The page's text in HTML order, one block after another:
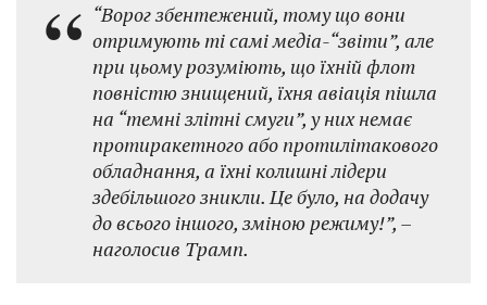
“Ворог збентежений, тому що вони
отримують ті самі медіа-“звіти”, але
при цьому розуміють, що їхній флот
повністю знищений, їхня авіація пішла
на “темні злітні смуги”, у них немає
протиракетного або протилітакового
обладнання, а їхні колишні лідери
здебільшого зникли. Це було, на додачу
до всього іншого, зміною режиму!”, –
наголосив Трамп.